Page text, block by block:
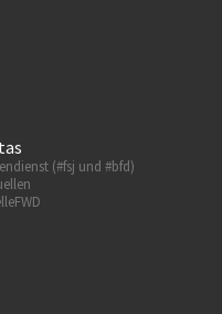
(#fsj und #bfd)